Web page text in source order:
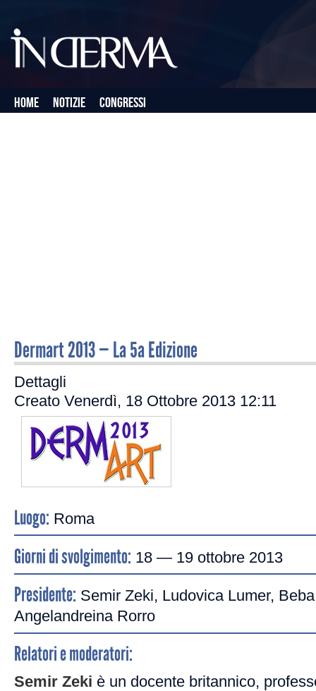
Home Notizie Congressi
Dermart 2013 — La 5a Edizione
Dettagli
Creato Venerdì, 18 Ottobre 2013 12:11
Luogo: Roma
Giorni di svolgimento: 18 — 19 ottobre 2013
Presidente: Semir Zeki, Ludovica Lumer,
Angelandreina Rorro
Relatori e moderatori:
Semir Zeki è un docente britannico,